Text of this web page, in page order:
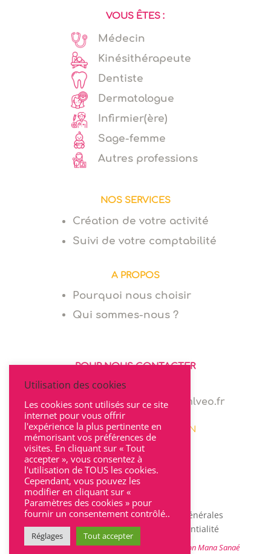
VOUS ÊTES :
Médecin
Kinésithérapeute
Dentiste
Dermatologue
Infirmier(ère)
Sage-femme
Autres professions
NOS SERVICES
Création de votre activité
Suivi de votre comptabilité
A PROPOS
Pourquoi nous choisir
Qui sommes-nous ?
POUR NOUS CONTACTER
06 64 94 03 68
marie.levionnois@cabinet-mlveo.fr
22 rue Seguin 69002 LYON
Mentions légales|Conditions Générales
d’Utilisation|Charte de confidentialité
@2021 – Site créé parl’agence de communication Mana Sanaé
Utilisation des cookies
Les cookies sont utilisés sur ce site
internet pour vous offrir
l'expérience la plus pertinente en
mémorisant vos préférences de
visites. En cliquant sur « Tout
accepter », vous consentez à
l'utilisation de TOUS les cookies.
Cependant, vous pouvez les
modifier en cliquant sur «
Paramètres des cookies » pour
fournir un consentement contrôlé..
Réglages Tout accepter